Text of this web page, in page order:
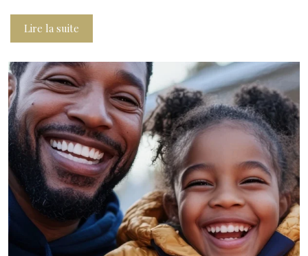
Lire la suite